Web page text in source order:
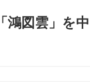
図雲」を